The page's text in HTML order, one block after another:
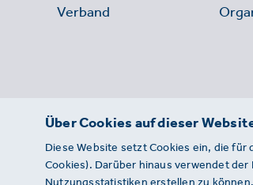
Verband
Über Cookies auf dieser
Diese Website setzt Cookies ein, die
Cookies). Darüber hinaus verwendet
Nutzungsstatistiken erstellen zu